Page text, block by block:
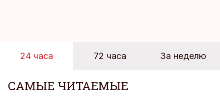
24 часа 72 часа За неделю
САМЫЕ ЧИТАЕМЫЕ